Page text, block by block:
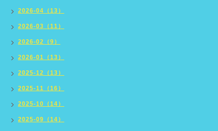
2026-04（13）
2026-03（11）
2026-02（9）
2026-01（13）
2025-12（13）
2025-11（16）
2025-10（14）
2025-09（14）